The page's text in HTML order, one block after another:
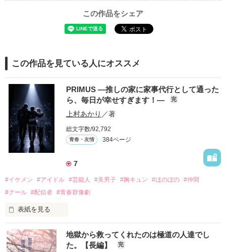
この作品をシェア
この作品を見ている人にオススメ
PRIMUS ―推しの家に家事代行として通った
ら、毎日が幸せすぎます！―
完
上村あかり ／著
総文字数/92,792
青春・友情 384ページ
7
#イケメン #アイドル #芸能人 #美男子 #胸キュン #ほのぼの #仲間
#クール #配信者 #青春群像劇
表紙を見る
推しは画面の向こうにいるはずだったのに、仕事先で毎日会っ
ています。
地獄から救ってくれたのは極道の人達でし
た。【長編】
完